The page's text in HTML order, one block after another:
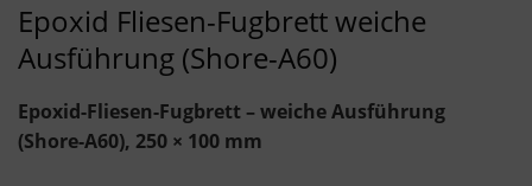
Epoxid Fliesen-Fugbrett weiche
Ausführung (Shore-A60)
Epoxid-Fliesen-Fugbrett – weiche Ausführung
(Shore-A60), 250 × 100 mm